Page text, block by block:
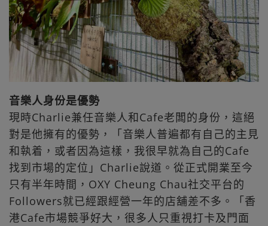
音樂人身份是優勢
現時Charlie兼任音樂人和Cafe老闆的身份，這絕
對是他擁有的優勢，「音樂人普遍都有自己的主見
和執着，或者因為這樣，我很早就為自己的Cafe
找到市場的定位」Charlie說道。從正式開業至今
只有半年時間，OXY Cheung Chau社交平台的
Followers就已經跟經營一年的店舖差不多。「香
港Cafe市場競爭好大，很多人只重視打卡及門面